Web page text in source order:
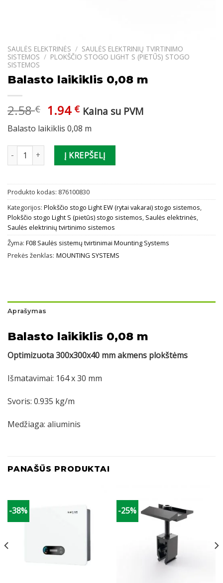
SAULĖS ELEKTRINĖS / SAULĖS ELEKTRINIŲ TVIRTINIMO
SISTEMOS / PLOKŠČIO STOGO LIGHT S (PIETŪS) STOGO
SISTEMOS
Balasto laikiklis 0,08 m
2.58€ Original
price
was:
2.58 €.
1.94 €Current
price
is:
1.94 €.
Kaina su PVM
Balasto laikiklis 0,08 m
produkto kiekis: Balasto laikiklis 0,08 m
Į KREPŠELĮ
Produkto kodas: 876100830
Kategorijos: Plokščio stogo Light EW (rytai vakarai) stogo sistemos
Plokščio stogo Light S (pietūs) stogo sistemos Saulės elektrinės
Saulės elektrinių tvirtinimo sistemos
Žyma: F08 Saulės sistemų tvirtinimai Mounting Systems
Prekės ženklas: MOUNTING SYSTEMS
Aprašymas
Balasto laikiklis 0,08 m
Optimizuota 300x300x40 mm akmens plokštėms
Išmatavimai: 164 x 30 mm
Svoris: 0.935 kg/m
Medžiaga: aliuminis
PANAŠŪS PRODUKTAI
-38% -25%